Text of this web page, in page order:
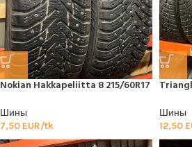
Nokian Hakkapeliitta 8 215/60R17
Шины
7,50 EUR/tk
Шины
12,50